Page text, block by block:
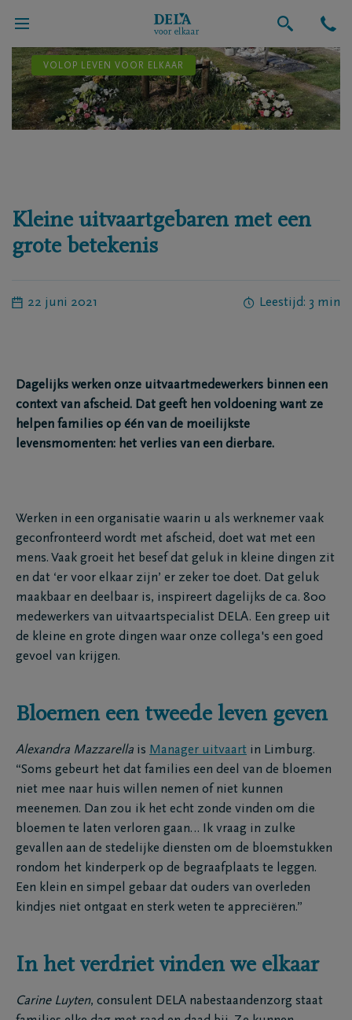
VOLOP LEVEN VOOR ELKAAR
Kleine uitvaartgebaren met een
grote betekenis
22 juni 2021 Leestijd: 3 min
Dagelijks werken onze uitvaartmedewerkers binnen een
context van afscheid. Dat geeft hen voldoening want ze
helpen families op één van de moeilijkste
levensmomenten: het verlies van een dierbare.
Werken in een organisatie waarin u als werknemer vaak
geconfronteerd wordt met afscheid, doet wat met een
mens. Vaak groeit het besef dat geluk in kleine dingen zit
en dat ‘er voor elkaar zijn’ er zeker toe doet. Dat geluk
maakbaar en deelbaar is, inspireert dagelijks de ca. 800
medewerkers van uitvaartspecialist DELA. Een greep uit
de kleine en grote dingen waar onze collega's een goed
gevoel van krijgen.
Bloemen een tweede leven geven
Alexandra Mazzarella is Manager uitvaart in Limburg.
“Soms gebeurt het dat families een deel van de bloemen
niet mee naar huis willen nemen of niet kunnen
meenemen. Dan zou ik het echt zonde vinden om die
bloemen te laten verloren gaan… Ik vraag in zulke
gevallen aan de stedelijke diensten om de bloemstukken
rondom het kinderperk op de begraafplaats te leggen.
Een klein en simpel gebaar dat ouders van overleden
kindjes niet ontgaat en sterk weten te appreciëren.”
In het verdriet vinden we elkaar
Carine Luyten, consulent DELA nabestaandenzorg staat